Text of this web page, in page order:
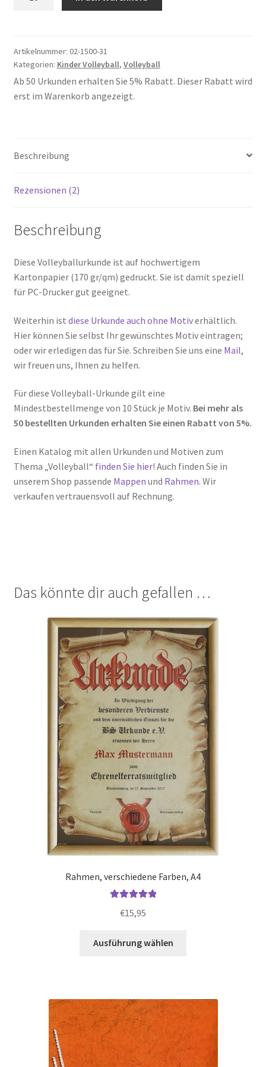
Artikelnummer: 02-1500-31
Kategorien: Kinder Volleyball, Volleyball
Ab 50 Urkunden erhalten Sie 5% Rabatt. Dieser Rabatt wird
erst im Warenkorb angezeigt.
Beschreibung
Rezensionen (2)
Beschreibung
Diese Volleyballurkunde ist auf hochwertigem
Kartonpapier (170 gr/qm) gedruckt. Sie ist damit speziell
für PC-Drucker gut geeignet.
Weiterhin ist diese Urkunde auch ohne Motiverhältlich.
Hier können Sie selbst Ihr gewünschtes Motiv eintragen;
oder wir erledigen das für Sie. Schreiben Sie uns eine Mail,
wir freuen uns, Ihnen zu helfen.
Für diese Volleyball-Urkunde gilt eine
Mindestbestellmenge von 10 Stück je Motiv. Bei mehr als
50 bestellten Urkunden erhalten Sie einen Rabatt von 5%.
Einen Katalog mit allen Urkunden und Motiven zum
Thema „Volleyball“ finden Sie hier! Auch finden Sie in
unserem Shop passende Mappen und Rahmen. Wir
verkaufen vertrauensvoll auf Rechnung.
Das könnte dir auch gefallen …
Rahmen, verschiedene Farben, A4
von 5
€15,95
Ausführung wählen
Optionen